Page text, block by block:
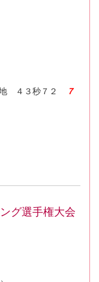
地 ４３秒７２
７
グ選手権大会